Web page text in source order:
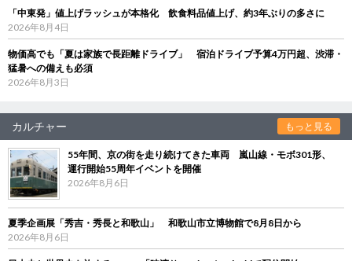
「中東発」値上げラッシュが本格化 飲食料品値上げ、約3年ぶりの多さに
2026年8月4日
物価高でも「夏は家族で長距離ドライブ」 宿泊ドライブ予算4万円超、渋滞・
猛暑への備えも必須
2026年8月3日
カルチャー もっと見る
55年間、京の街を走り続けてきた車両 嵐山線・モボ301形、
運行開始55周年イベントを開催
2026年8月6日
夏季企画展「秀吉・秀長と和歌山」 和歌山市立博物館で8月8日から
2026年8月6日